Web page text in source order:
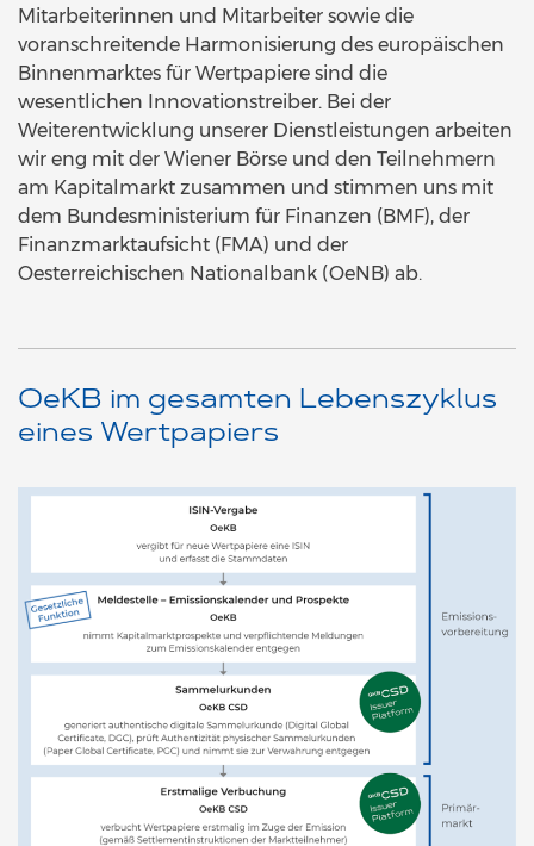
Mitarbeiterinnen und Mitarbeiter sowie die
voranschreitende Harmonisierung des europäischen
Binnenmarktes für Wertpapiere sind die
wesentlichen Innovationstreiber. Bei der
Weiterentwicklung unserer Dienstleistungen arbeiten
wir eng mit der Wiener Börse und den Teilnehmern
am Kapitalmarkt zusammen und stimmen uns mit
dem Bundesministerium für Finanzen (BMF), der
Finanzmarktaufsicht (FMA) und der
Oesterreichischen Nationalbank (OeNB) ab.
OeKB im gesamten Lebenszyklus
eines Wertpapiers